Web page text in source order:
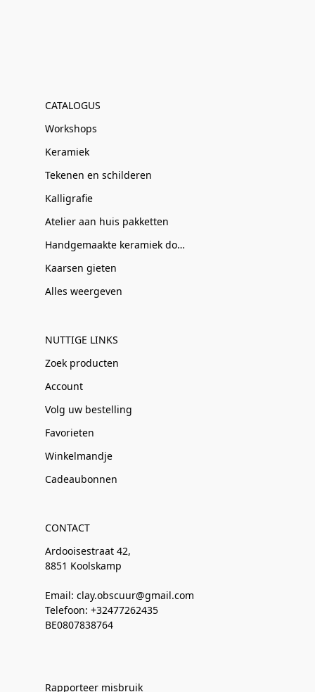
CATALOGUS
Workshops
Keramiek
Tekenen en schilderen
Kalligrafie
Atelier aan huis pakketten
Handgemaakte keramiek door Clay-Obscuur
Kaarsen gieten
Alles weergeven
NUTTIGE LINKS
Zoek producten
Account
Volg uw bestelling
Favorieten
Winkelmandje
Cadeaubonnen
CONTACT
Ardooisestraat 42,
8851 Koolskamp
Email: clay.obscuur@gmail.com
Telefoon: +32477262435
BE0807838764
Rapporteer misbruik